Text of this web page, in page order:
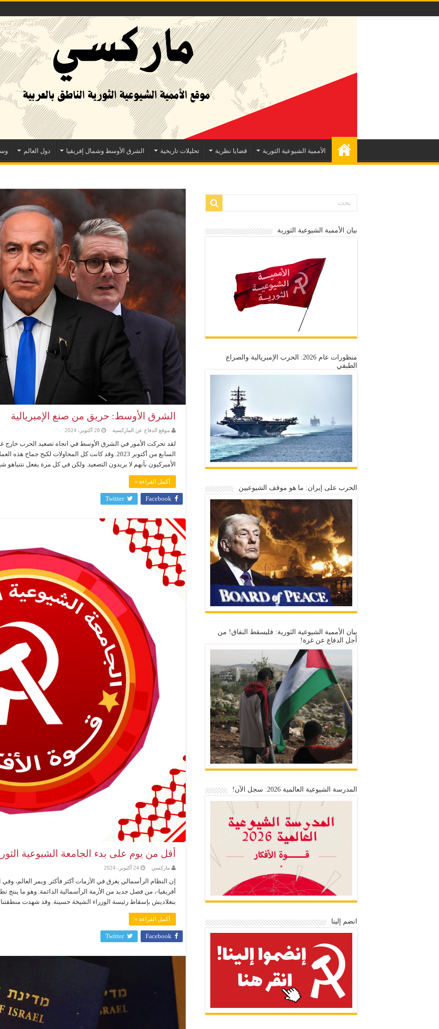
الأممية الشيوعية الثورية قضايا نظرية تحليلات تاريخية الشرق الأوسط وشمال إفريقيا دول العالم
الشرق الأوسط: حريق من صنع الإمبريالية
موقع الدفاع عن الماركسية 28 أكتوبر، 2024
لقد تحركت الأمور في الشرق الأوسط في اتجاه تصعيد الحرب
السابع من أكتوبر 2023. وقد كانت كل المحاولات لكبح
الأميركيون بأنهم لا يريدون التصعيد. ولكن في كل مرة يفعل نتنياهو
أكمل القراءة »
Facebook
Twitter
أقل من يوم على بدء الجامعة الشيوعية الثورية
ماركسي 24 أكتوبر، 2024
إن النظام الرأسمالي يغرق في الأزمات أكثر فأكثر. ويمر العالم،
أفريقيا-، من فصل جديد من الأزمة الرأسمالية الدائمة. وهو ما ينتج
بنغلاديش بإسقاط رئيسة الوزراء الشيخة حسينة. وقد شهدت
أكمل القراءة »
Facebook
Twitter
بيان الأممية الشيوعية الثورية
منظورات عام 2026: الحرب الإمبريالية والصراع
الطبقي
الحرب على إيران: ما هو موقف الشيوعيين
بيان الأممية الشيوعية الثورية: فليسقط النفاق! من
أجل الدفاع عن غزة!
المدرسة الشيوعية العالمية 2026: سجل الآن!
انضم إلينا